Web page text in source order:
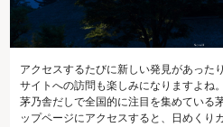
アクセスするたびに新しい発見があった
サイトへの訪問も楽しみになりますよね
茅乃舎だしで全国的に注目を集めている
ップページにアクセスすると、日めくり